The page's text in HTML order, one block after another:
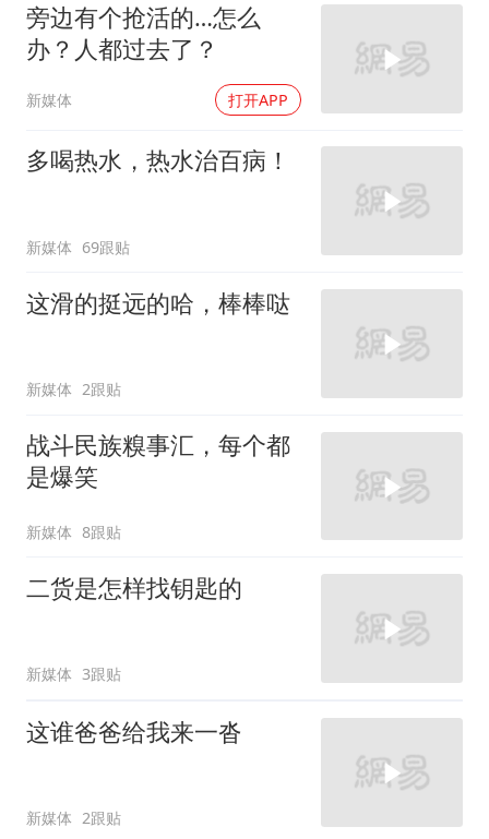
旁边有个抢活的…怎么
办？人都过去了？
新媒体 打开APP
多喝热水，热水治百病！
新媒体 69跟贴
这滑的挺远的哈，棒棒哒
新媒体 2跟贴
战斗民族糗事汇，每个都
是爆笑
新媒体 8跟贴
二货是怎样找钥匙的
新媒体 3跟贴
这谁爸爸给我来一沓
新媒体 2跟贴